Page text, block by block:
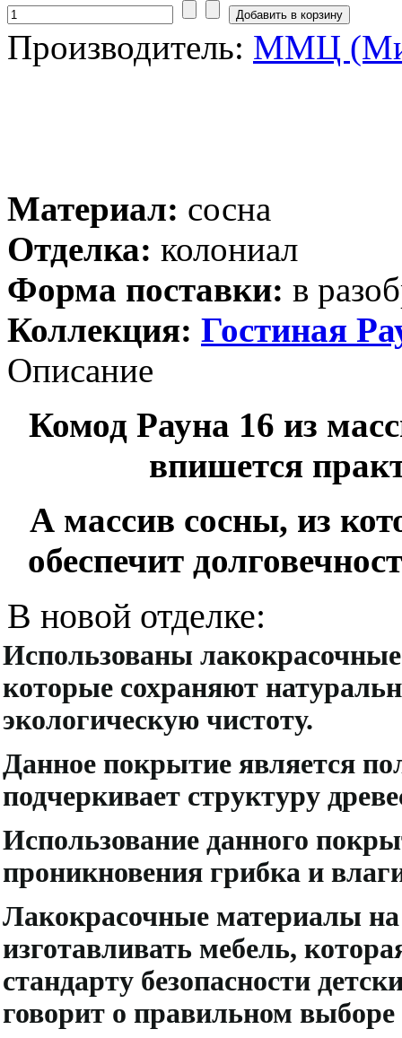
Производитель: ММЦ
Материал: сосна
Отделка: колониал
Форма поставки: в
Коллекция: Гостиная
Описание
Комод Рауна 16 из
впишется
А массив сосны, из
обеспечит
В новой отделке:
Использованы
которые сохраняют
экологическую чистоту.
Данное покрытие является
подчеркивает структуру
Использование данного
проникновения грибка и
Лакокрасочные материалы
изготавливать мебель,
стандарту безопасности
говорит о правильном